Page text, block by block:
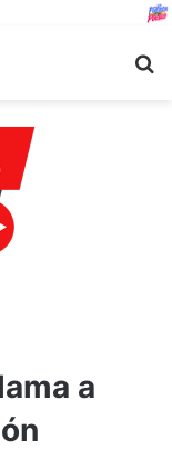
a